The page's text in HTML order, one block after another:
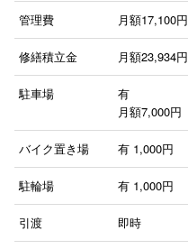
管理費 月額17,100円
修繕積立金 月額23,934円
駐車場
有
月額7,000円
バイク置き場 有1,000円
駐輪場 有1,000円
引渡 即時